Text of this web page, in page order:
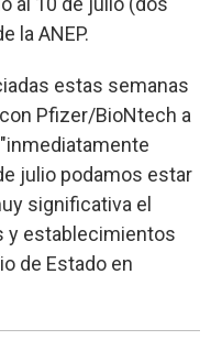
la ANEP.
estas semanas
Pfizer/BioNtech a
julio podamos estar
significativa el
y establecimientos
de Estado en